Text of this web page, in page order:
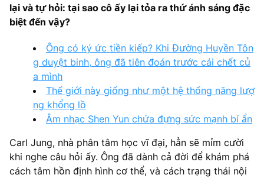
lại và tự hỏi: tại sao cô ấy lại tỏa ra thứ ánh sáng đặc
biệt đến vậy?
Ông có ký ức tiền kiếp? Khi Đường Huyền Tôn
g duyệt binh, ông đã tiên đoán trước cái chết củ
a mình
Thế giới này giống như một hệ thống năng lượ
ng khổng lồ
Âm nhạc Shen Yun chứa đựng sức mạnh bí ẩn
Carl Jung, nhà phân tâm học vĩ đại, hẳn sẽ mỉm cười
khi nghe câu hỏi ấy. Ông đã dành cả đời để khám phá
cách tâm hồn định hình cơ thể, và cách trạng thái nội